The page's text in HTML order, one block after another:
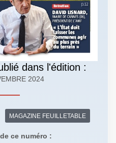
dans l'édition :
2024
MAGAZINE FEUILLETABLE
ce numéro :